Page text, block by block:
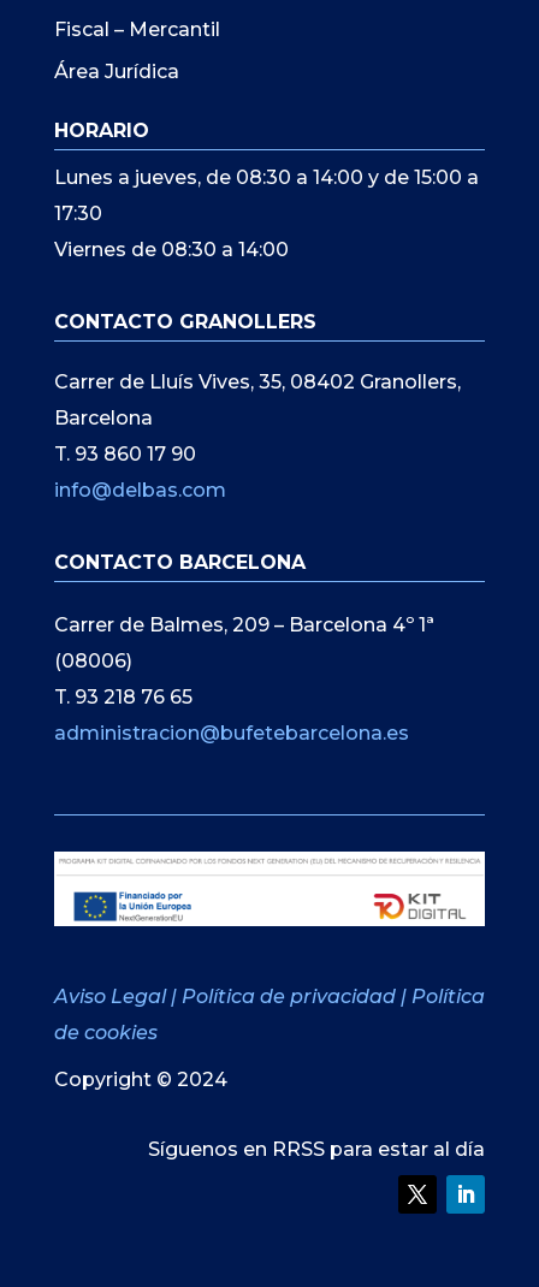
Fiscal – Mercantil
Área Jurídica
HORARIO
Lunes a jueves, de 08:30 a 14:00 y de 15:00 a
17:30
Viernes de 08:30 a 14:00
CONTACTO GRANOLLERS
Carrer de Lluís Vives, 35, 08402 Granollers,
Barcelona
T. 93 860 17 90
info@delbas.com
CONTACTO BARCELONA
Carrer de Balmes, 209 – Barcelona 4º 1ª
(08006)
T. 93 218 76 65
administracion@bufetebarcelona.es
Aviso Legal | Política de privacidad | Política
de cookies
Copyright © 2024
Síguenos en RRSS para estar al día